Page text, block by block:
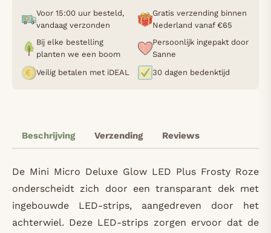
Voor 15:00 uur besteld,
vandaag verzonden
Gratis verzending binnen
Nederland vanaf €65
Bij elke bestelling
planten we een boom
Persoonlijk ingepakt door
Sanne
Veilig betalen met iDEAL
30 dagen bedenktijd
Beschrijving Verzending Reviews
De Mini Micro Deluxe Glow LED Plus Frosty Roze
onderscheidt zich door een transparant dek met
ingebouwde LED-strips, aangedreven door het
achterwiel. Deze LED-strips zorgen ervoor dat de